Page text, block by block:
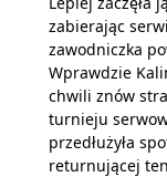
zabierając
zawodniczka
Wprawdzie
chwili znów
turnieju
przedłużyła
returnującej